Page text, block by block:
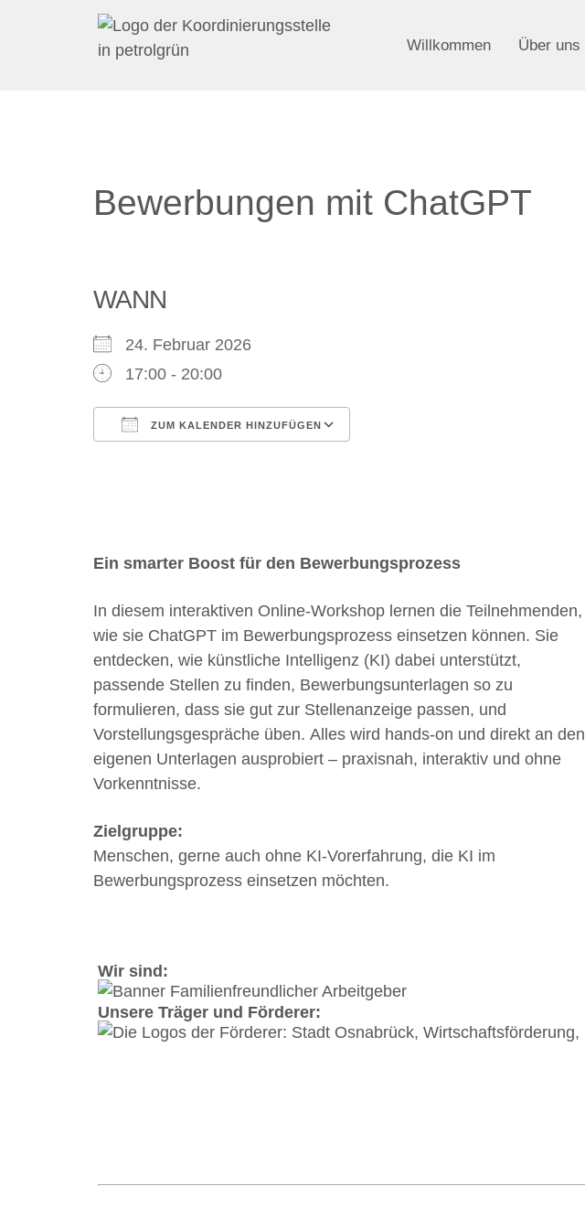
Willkommen Über uns
Bewerbungen mit ChatGPT
WANN
24. Februar 2026
17:00 - 20:00
ZUM KALENDER HINZUFÜGEN
Ein smarter Boost für den Bewerbungsprozess
In diesem interaktiven Online-Workshop lernen die Teilnehmenden,
wie sie ChatGPT im Bewerbungsprozess einsetzen können. Sie
entdecken, wie künstliche Intelligenz (KI) dabei unterstützt,
passende Stellen zu finden, Bewerbungsunterlagen so zu
formulieren, dass sie gut zur Stellenanzeige passen, und
Vorstellungsgespräche üben. Alles wird hands-on und direkt an den
eigenen Unterlagen ausprobiert – praxisnah, interaktiv und ohne
Vorkenntnisse.
Zielgruppe:
Menschen, gerne auch ohne KI-Vorerfahrung, die KI im
Bewerbungsprozess einsetzen möchten.
Wir sind:
Unsere Träger und Förderer: